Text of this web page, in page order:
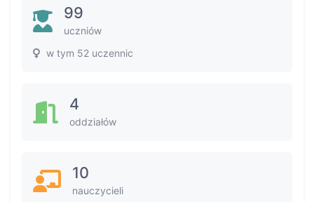
99
uczniów
w tym 52 uczennic
4
oddziałów
10
nauczycieli